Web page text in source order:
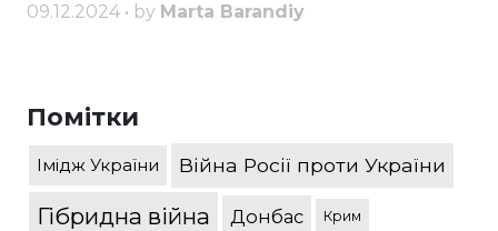
09.12.2024 • by Marta Barandiy
Помітки
Імідж України Війна Росії проти України
Гібридна війна Донбас Крим